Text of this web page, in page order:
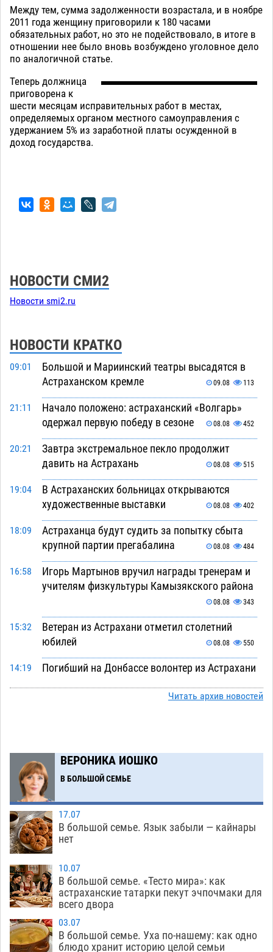
Между тем, сумма задолженности возрастала, и в ноябре
2011 года женщину приговорили к 180 часами
обязательных работ, но это не подействовало, в итоге в
отношении нее было вновь возбуждено уголовное дело
по аналогичной статье.
Теперь должница
приговорена к
шести месяцам исправительных работ в местах,
определяемых органом местного самоуправления с
удержанием 5% из заработной платы осужденной в
доход государства.
НОВОСТИ СМИ2
Новости smi2.ru
НОВОСТИ КРАТКО
09:01
Большой и Мариинский театры высадятся в
Астраханском кремле
09.08 113
21:11
Начало положено: астраханский «Волгарь»
одержал первую победу в сезоне
08.08 452
20:21
Завтра экстремальное пекло продолжит
давить на Астрахань
08.08 515
19:04
В Астраханских больницах открываются
художественные выставки
08.08 402
18:09
Астраханца будут судить за попытку сбыта
крупной партии прегабалина
08.08 484
16:58
Игорь Мартынов вручил награды тренерам и
учителям физкультуры Камызякского района
08.08 343
15:32
Ветеран из Астрахани отметил столетний
юбилей
08.08 550
14:19
Погибший на Донбассе волонтер из Астрахани
12:02
Астраханский следком помог подростку
получить зарплату за честный труд
10:51
Фаворитская ноша: астраханские
гандболисты крупно проиграли пермякам
09:00
Лидеры чеченской диаспоры в Астрахани
осудили выходку молодого лихача с улицы
Никольской
18:00
Завтра астраханцы проведут день в режиме
экстремальной температурной нагрузки
Читать архив новостей
ВЕРОНИКА ИОШКО
В БОЛЬШОЙ СЕМЬЕ
17.07
В большой семье. Язык забыли — кайнары
нет
10.07
В большой семье. «Тесто мира»: как
астраханские татарки пекут эчпочмаки для
всего двора
03.07
В большой семье. Уха по-нашему: как одно
блюдо хранит историю целой семьи